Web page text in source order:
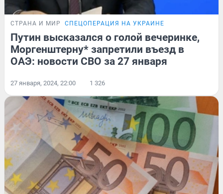
СТРАНА И МИР СПЕЦОПЕРАЦИЯ НА УКРАИНЕ
Путин высказался о голой вечеринке,
Моргенштерну* запретили въезд в
ОАЭ: новости СВО за 27 января
27 января, 2024, 22:00 1 326